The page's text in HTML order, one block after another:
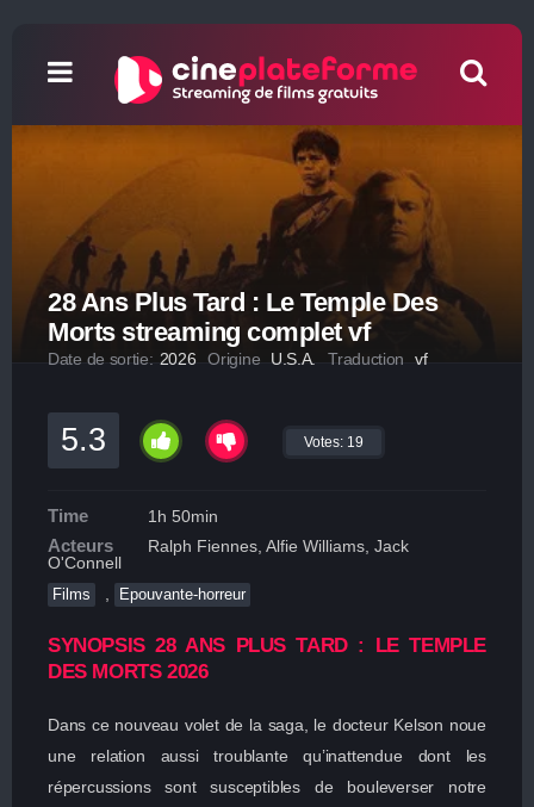
28 Ans Plus Tard : Le Temple Des
Morts streaming complet vf
Date de sortie: 2026 Origine U.S.A. Traduction vf
5.3 Votes: 19
Time 1h 50min
Acteurs
Ralph Fiennes, Alfie Williams, Jack
O'Connell
Films Epouvante-horreur
SYNOPSIS 28 ANS PLUS TARD : LE TEMPLE
DES MORTS 2026
Dans ce nouveau volet de la saga, le docteur Kelson noue
une relation aussi troublante qu’inattendue dont les
répercussions sont susceptibles de bouleverser notre